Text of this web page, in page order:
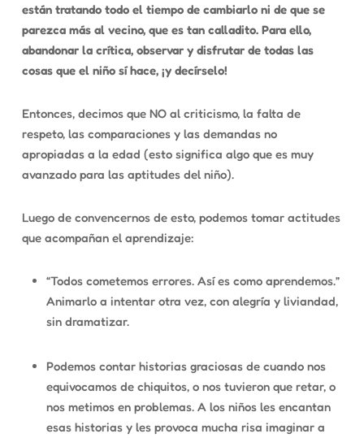
están tratando todo el tiempo de cambiarlo ni de que se
parezca más al vecino, que es tan calladito. Para ello,
abandonar la crítica, observar y disfrutar de todas las
cosas que el niño sí hace, ¡y decírselo!
Entonces, decimos que NO al criticismo, la falta de
respeto, las comparaciones y las demandas no
apropiadas a la edad (esto significa algo que es muy
avanzado para las aptitudes del niño).
Luego de convencernos de esto, podemos tomar actitudes
que acompañan el aprendizaje:
“Todos cometemos errores. Así es como aprendemos.”
Animarlo a intentar otra vez, con alegría y liviandad,
sin dramatizar.
Podemos contar historias graciosas de cuando nos
equivocamos de chiquitos, o nos tuvieron que retar, o
nos metimos en problemas. A los niños les encantan
esas historias y les provoca mucha risa imaginar a